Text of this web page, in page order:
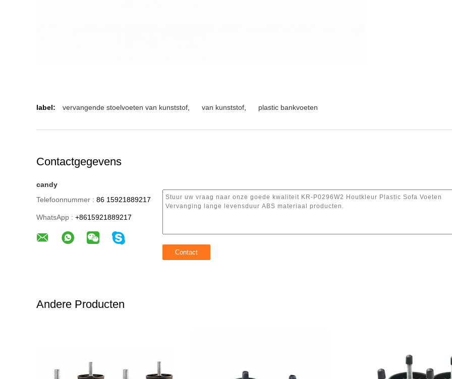
label: vervangende stoelvoeten van kunststof van kunststof plastic bankvoeten
Contactgegevens
candy
Telefoonnummer : 86 15921889217
WhatsApp : +8615921889217
Andere Producten